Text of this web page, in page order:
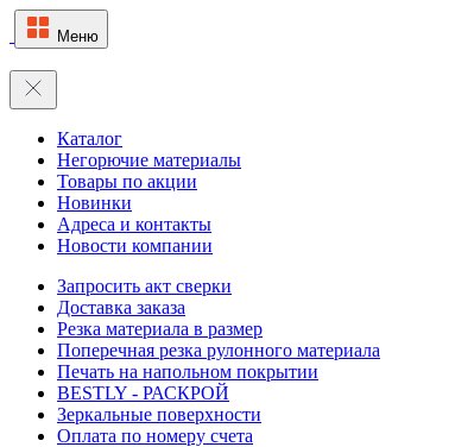
Меню
Каталог
Негорючие материалы
Товары по акции
Новинки
Адреса и контакты
Новости компании
Запросить акт сверки
Доставка заказа
Резка материала в размер
Поперечная резка рулонного материала
Печать на напольном покрытии
BESTLY - РАСКРОЙ
Зеркальные поверхности
Оплата по номеру счета